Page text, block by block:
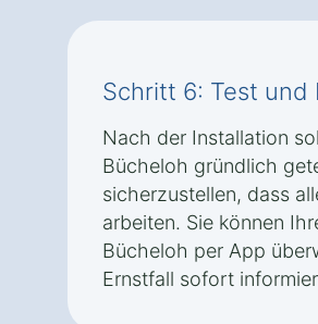
Schritt 6: Test
Nach der Installation
Bücheloh gründlich
sicherzustellen, dass
arbeiten. Sie können
Bücheloh per App
Ernstfall sofort